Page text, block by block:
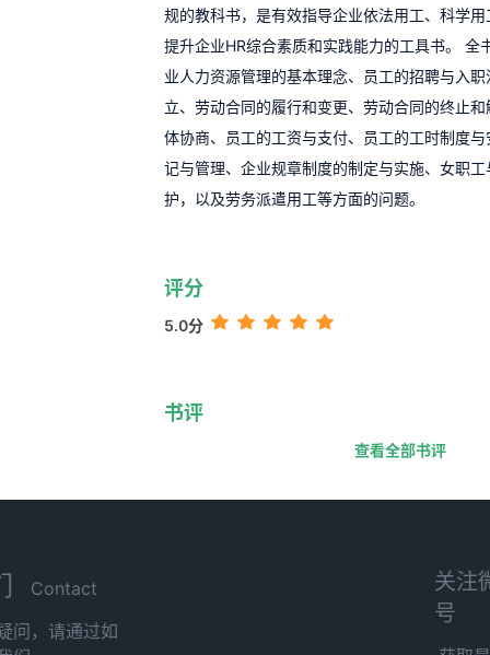
规的教科书，是有效指导企业依法用工、科学
提升企业HR综合素质和实践能力的工具书。 全
业人力资源管理的基本理念、员工的招聘与入
立、劳动合同的履行和变更、劳动合同的终止
体协商、员工的工资与支付、员工的工时制度
记与管理、企业规章制度的制定与实施、女职
护，以及劳务派遣用工等方面的问题。
评分
5.0分
书评
查看全部书评
Contact
问，请通过如
关注
号